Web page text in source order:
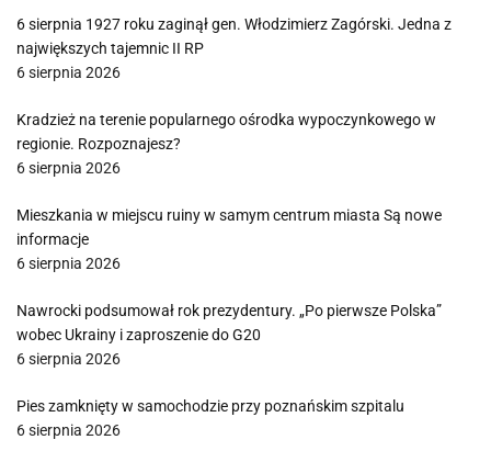
6 sierpnia 1927 roku zaginął gen. Włodzimierz Zagórski. Jedna z
największych tajemnic II RP
6 sierpnia 2026
Kradzież na terenie popularnego ośrodka wypoczynkowego w
regionie. Rozpoznajesz?
6 sierpnia 2026
Mieszkania w miejscu ruiny w samym centrum miasta Są nowe
informacje
6 sierpnia 2026
Nawrocki podsumował rok prezydentury. „Po pierwsze Polska”
wobec Ukrainy i zaproszenie do G20
6 sierpnia 2026
Pies zamknięty w samochodzie przy poznańskim szpitalu
6 sierpnia 2026